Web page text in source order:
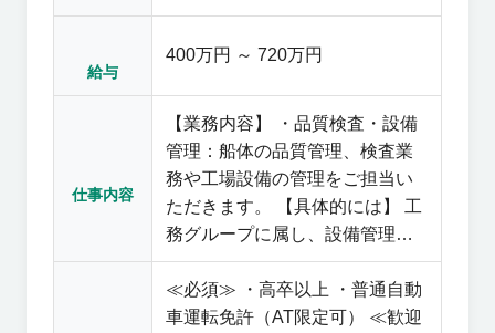
給与
400万円 ～ 720万円
仕事内容
【業務内容】 ・品質検査・設備
管理：船体の品質管理、検査業
務や工場設備の管理をご担当い
ただきます。 【具体的には】 工
務グループに属し、設備管理、
検査、安全管理を行っていただ
きます。 工務グループは10名
≪必須≫ ・高卒以上 ・普通自動
車運転免許（AT限定可） ≪歓迎